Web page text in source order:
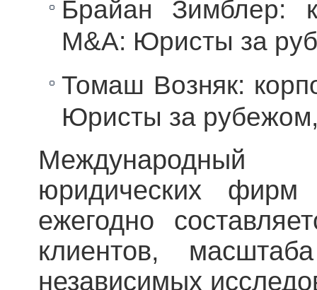
Брайан Зимблер:
M&A: Юристы за
Томаш Возняк:
Юристы за
юридических
ежегодно
клиентов,
независимых